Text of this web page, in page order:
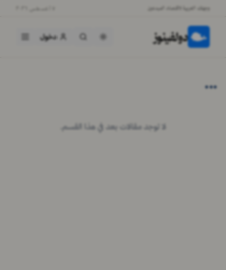
وجهتك العربية لاقتصاد المبدعين
دولفينوز دخول
...
لا توجد مقالات بعد في هذا القسم.